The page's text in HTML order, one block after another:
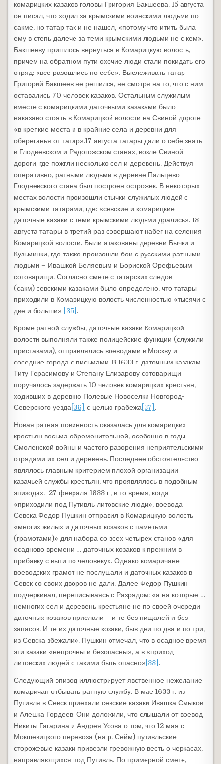
комарицких казаков головы Григория Бакшеева. 15 августа
он писал, что ходил за крымскими воинскими людьми по
сакме, но татар так и не нашел, «потому что итить была
ему в степь далече за теми крымскими людьми не с кем».
Бакшееву пришлось вернуться в Комарицкую волость,
причем на обратном пути охочие люди стали покидать его
отряд: «все разошлись по себе». Выслеживать татар
Григорий Бакшеев не решился, не смотря на то, что с ним
оставались 70 человек казаков. Остальным служилым
вместе с комарицкими даточными казаками было
наказано стоять в Комарицкой волости на Свиной дороге
«в крепкие места и в крайние села и деревни для
обереганья от татар».17 августа татары дали о себе знать
в Глодневском и Радогожском станах, возле Свиной
дороги, где пожгли несколько сел и деревень. Действуя
оперативно, ратными людьми в деревне Пальцево
Глодневского стана был построен острожек. В некоторых
местах волости произошли стычки служилых людей с
крымскими татарами, где: «севские и комарицкие
даточные казаки с теми крымскими людьми дрались». 18
августа татары в третий раз совершают набег на селения
Комарицкой волости. Были атакованы деревни Бычки и
Кузьминки, где также произошли бои с русскими ратными
людьми – Ивашкой Беляевым и Бориской Орефьевым
сотоварищи. Согласно смете с татарских следов
(сакм) севскими казаками было определено, что татары
приходили в Комарицкую волость численностью «тысячи с
две и больши»
[35] .
Кроме ратной службы, даточные казаки Комарицкой
волости выполняли также полицейские функции (служили
приставами), отправлялись воеводами в Москву и
соседние города с письмами. В 1633 г. даточным казакам
Титу Герасимову и Степану Елизарову сотоварищи
поручалось задержать 10 человек комарицких крестьян,
ходивших в деревню Полевые Новоселки Новгород-
Северского уезда [36] с целью грабежа [37] .
Новая ратная повинность оказалась для комарицких
крестьян весьма обременительной, особенно в годы
Смоленской войны и частого разорения неприятельскими
отрядами их сел и деревень. Последнее обстоятельство
являлось главным критерием плохой организации
казачьей службы крестьян, что проявлялось в подобным
эпизодах. 27 февраля 1633 г., в то время, когда
«приходили под Путивль литовские люди», воевода
Севска Федор Пушкин отправил в Комарицкую волость
«многих жилых и даточных козаков с паметьми
(грамотами)» для набора со всех четырех станов «для
осадново времени … даточных козаков к прежним в
прибавку с выти по человеку». Однако комаричане
воеводских грамот не послушали и даточных казаков в
Севск со своих дворов не дали. Далее Федор Пушкин
подчеркивал, переписываясь с Разрядом: «а на которые …
немногих сел и деревень крестьяне не по своей очереди
даточных козаков прислали – и те без пищалей и без
запасов. И те их даточные козаки, быв дни по два и по три,
из Севска збежали». Пушкин отмечал, что в осадное время
эти казаки «непрочны и безопасны», а в «приход
литовских людей с такими быть опасно» [38] .
Следующий эпизод иллюстрирует явственное нежелание
комаричан отбывать ратную службу. В мае 1633 г. из
Путивля в Севск приехали севские казаки Ивашка Смыков
и Алешка Гордеев. Они доложили, что слышали от воевод
Никиты Гагарина и Андрея Усова о том, что 12 мая с
Мокшевицкого перевоза (на р. Сейм) путивльские
сторожевые казаки привезли тревожную весть о черкасах,
направляющихся под Путивль. По примерной смете,